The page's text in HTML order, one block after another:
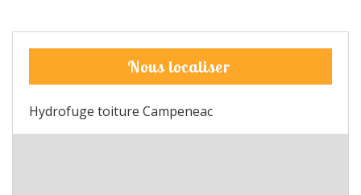
Nous localiser
Hydrofuge toiture Campeneac